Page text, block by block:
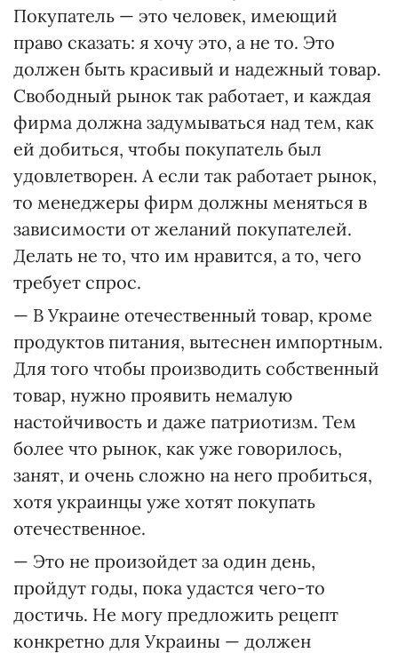
Покупатель — это человек, имеющий
право сказать: я хочу это, а не то. Это
должен быть красивый и надежный товар.
Свободный рынок так работает, и каждая
фирма должна задумываться над тем, как
ей добиться, чтобы покупатель был
удовлетворен. А если так работает рынок,
то менеджеры фирм должны меняться в
зависимости от желаний покупателей.
Делать не то, что им нравится, а то, чего
требует спрос.
— В Украине отечественный товар, кроме
продуктов питания, вытеснен импортным.
Для того чтобы производить собственный
товар, нужно проявить немалую
настойчивость и даже патриотизм. Тем
более что рынок, как уже говорилось,
занят, и очень сложно на него пробиться,
хотя украинцы уже хотят покупать
отечественное.
— Это не произойдет за один день,
пройдут годы, пока удастся чего-то
достичь. Не могу предложить рецепт
конкретно для Украины — должен